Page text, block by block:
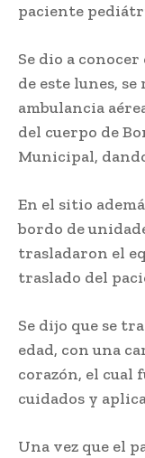
paciente
Se dio a
de este lunes,
ambulancia
del cuerpo de
Municipal,
En el sitio
bordo de
trasladaron el
traslado del
Se dijo que se
edad, con una
corazón, el cual
cuidados y
Una vez que el